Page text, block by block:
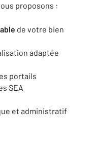
proposons :
de votre bien
adaptée
portails
SEA
et administratif